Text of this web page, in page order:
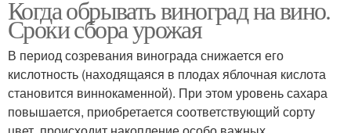
Когда обрывать виноград на вино.
Сроки сбора урожая
В период созревания винограда снижается его
кислотность (находящаяся в плодах яблочная кислота
становится виннокаменной). При этом уровень сахара
повышается, приобретается соответствующий сорту